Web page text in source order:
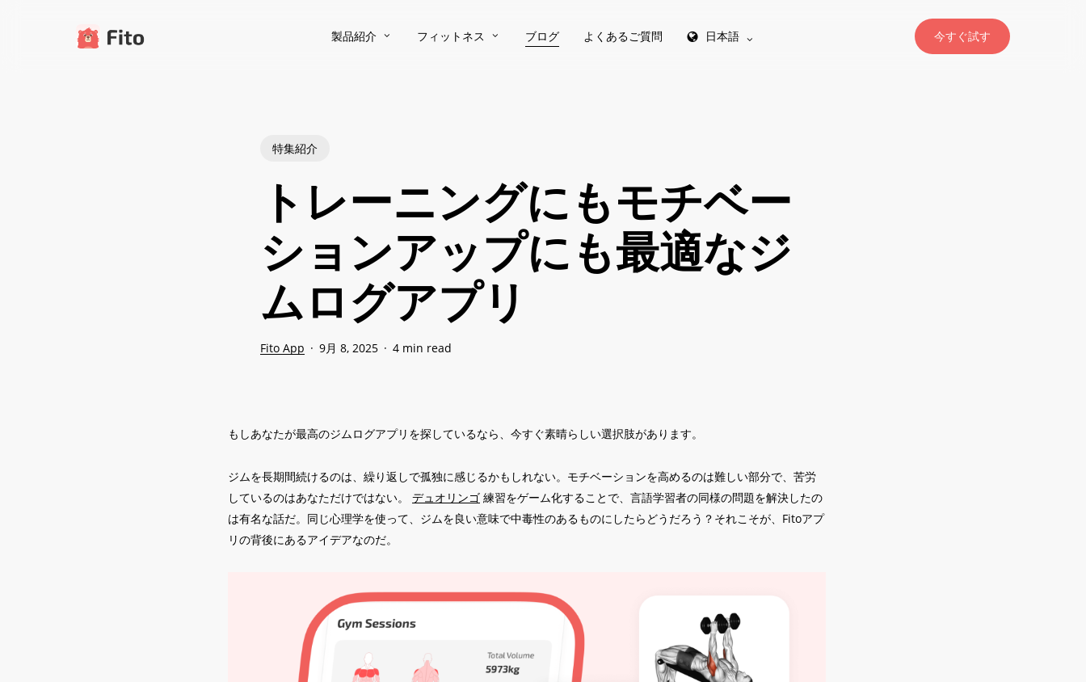
製品紹介 フィットネス ブログ よくあるご質問 日本語 今すぐ試す
特集紹介
トレーニングにもモチベー
ションアップにも最適なジ
ムログアプリ
Fito App 9月 8, 2025 4 min read
もしあなたが最高のジムログアプリを探しているなら、今すぐ素晴らしい選択肢があります。
ジムを長期間続けるのは、繰り返しで孤独に感じるかもしれない。モチベーションを高めるのは難しい部分で、苦労
しているのはあなただけではない。 デュオリンゴ 練習をゲーム化することで、言語学習者の同様の問題を解決したの
は有名な話だ。同じ心理学を使って、ジムを良い意味で中毒性のあるものにしたらどうだろう？それこそが、Fitoアプ
リの背後にあるアイデアなのだ。